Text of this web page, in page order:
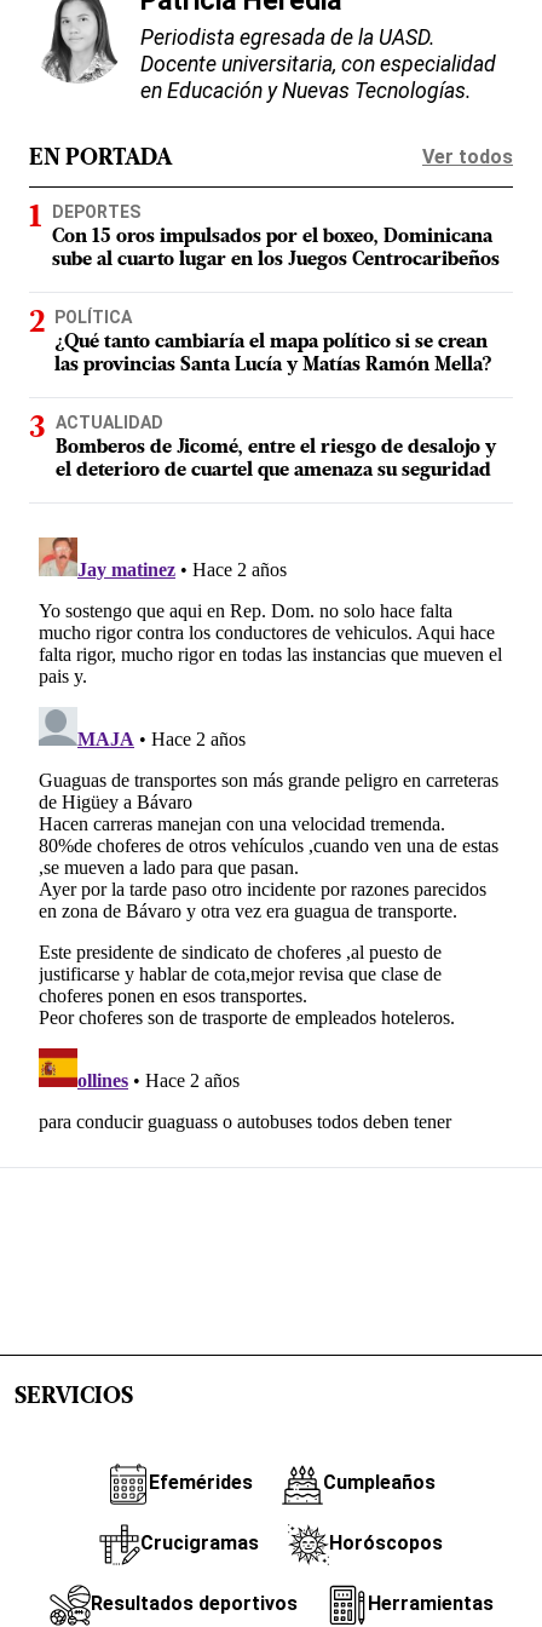
Periodista egresada de la UASD.
Docente universitaria, con especialidad
en Educación y Nuevas Tecnologías.
EN PORTADA Ver todos
DEPORTES
Con 15 oros impulsados por el boxeo, Dominicana
sube al cuarto lugar en los Juegos Centrocaribeños
POLÍTICA
¿Qué tanto cambiaría el mapa político si se crean
las provincias Santa Lucía y Matías Ramón Mella?
ACTUALIDAD
Bomberos de Jicomé, entre el riesgo de desalojo y
el deterioro de cuartel que amenaza su seguridad
SERVICIOS
Efemérides Cumpleaños
Crucigramas Horóscopos
Resultados deportivos Herramientas